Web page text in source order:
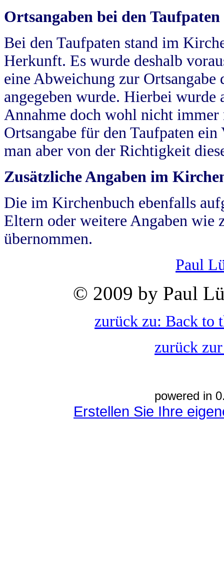
Ortsangaben bei den Taufpaten
Bei den Taufpaten stand im
Herkunft. Es wurde deshalb
eine Abweichung zur
angegeben wurde. Hierbei wurde
Annahme doch wohl nicht
Ortsangabe für den Taufpaten
man aber von der Richtigkeit
Zusätzliche Angaben im
Die im Kirchenbuch ebenfalls
Eltern oder weitere Angaben wie
übernommen.
Paul
© 2009 by Paul
zurück zu: Back to
zurück
powered in
Erstellen Sie Ihre